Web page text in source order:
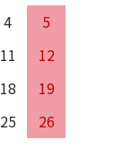
4
5
11
12
18
19
25
26